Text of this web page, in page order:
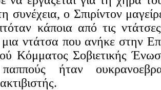
συνέχεια, ο Σπιρίντον
κάποια από τις
ντάτσα που ανήκε στην
Κόμματος Σοβιετικής
ήταν